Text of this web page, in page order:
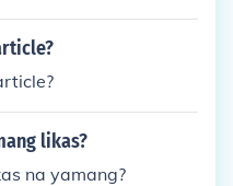
likas?
na yamang?